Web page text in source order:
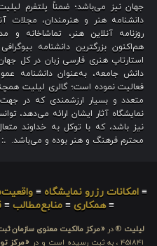
جهان نیز می‌باشد؛ ضمناً پلتفرم
دانشنامه هنر و هنرمندان، مجلات
روزنامه آنلاین هنر، تماشاخانه و
هم‌اکنون بزرگترین دانشنامه
استارتاپ هنری فارسی زبان در کل
دانش جامعه، به‌عنوان دانشنامه
فعالیت نموده است؛ گالری لیلیت
متعدد و بسیار ارزشمندی که در جهت
نمایشگاه آثار ایشان ارائه می‌دهد،
نیز باشد، که با توکل به خداوند
محترم فرهنگ و هنر بوده و می‌باشد.
≡امکانات رزرو نمایشگاه≡
≡همکاری≡منابع‌مطالب≡
لیلیت® در «مرکز مالکیت معنوی سازمان
۴۵۱۸۴۱ ، به ثبت رسیده است و در
«مرکز